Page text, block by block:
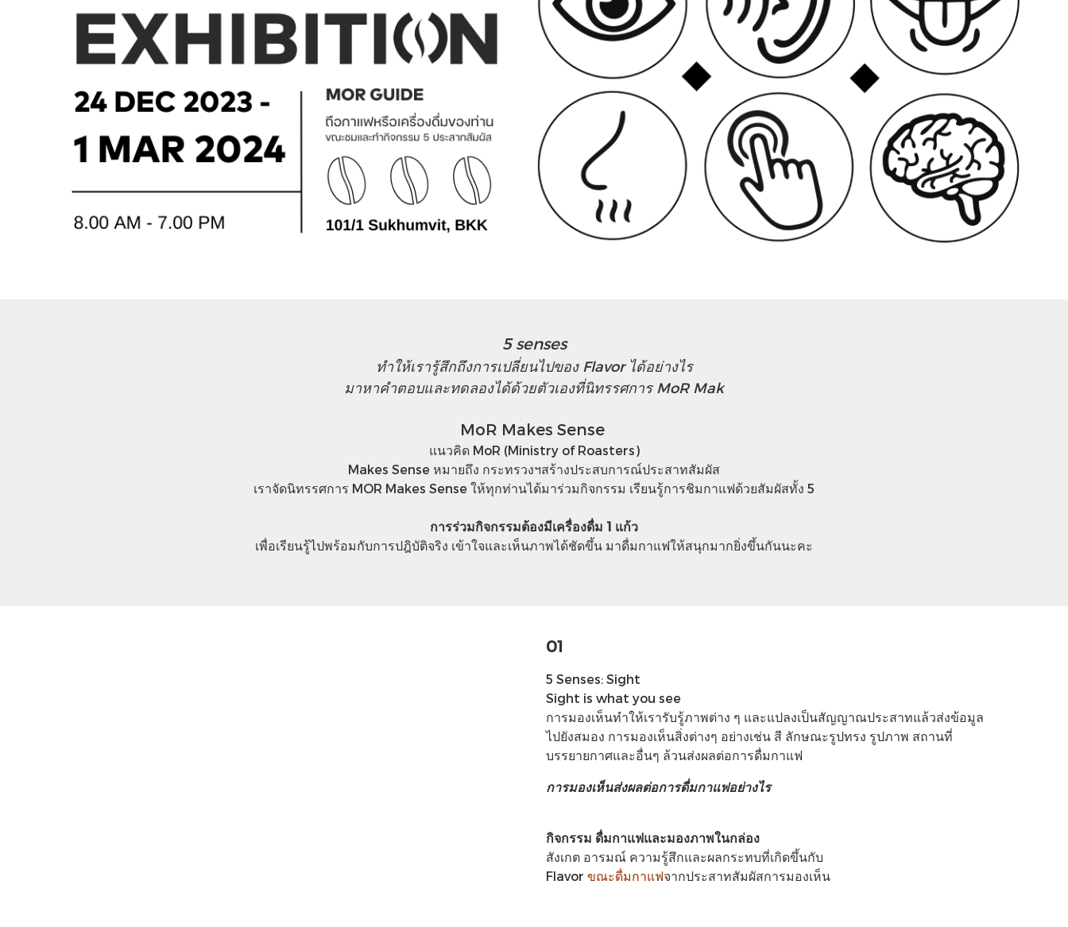
5 senses
ทำให้เรารู้สึกถึงการเปลี่ยนไปของ Flavor ได้อย่างไร
มาหาคำตอบและทดลองได้ด้วยตัวเองที่นิทรรศการ MoR Mak
MoR Makes Sense​
แนวคิด MoR (Ministry​ of​ Roasters​)
Makes Sense​ หมายถึง กระทรวง​ฯสร้างประสบการณ์​ประสาทสัมผัส​
เราจัดนิทรรศการ MOR Makes Sense ให้ทุกท่านได้มาร่วมกิจกรรม เรียนรู้การชิมกาแฟด้วยสัมผัสทั้ง 5
การร่วมกิจกรรมต้องมีเครื่องดื่ม 1 แก้ว
เพื่อเรียนรู้ไปพร้อมกับการปฎิบัติจริง เข้าใจและเห็นภาพได้ชัดขึ้น มาดื่มกาแฟให้สนุกมากยิ่งขึ้นกันนะคะ
01
5 Senses: Sight
Sight is what you see
การมองเห็นทำให้เรารับรู้ภาพต่าง ๆ และแปลงเป็นสัญญาณประสาทแล้วส่งข้อมูล
ไปยังสมอง การมองเห็นสิ่งต่างๆ อย่างเช่น สี ลักษณะรูปทรง รูปภาพ สถานที่
บรรยายกาศและอื่นๆ ล้วนส่งผลต่อการดื่มกาแฟ
การมองเห็นส่งผลต่อการดื่มกาแฟอย่างไร
กิจกรรม ดื่มกาแฟและมองภาพในกล่อง
สังเกต อารมณ์ ความรู้สึกและผลกระทบที่เกิดขึ้นกับ
Flavor ขณะดื่มกาแฟจากประสาทสัมผัสการมองเห็น